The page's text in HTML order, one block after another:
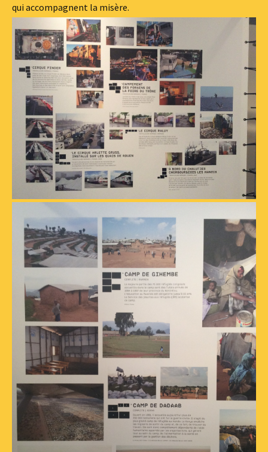
qui accompagnent la misère.